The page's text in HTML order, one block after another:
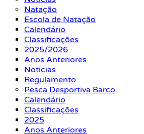
Natação
Escola de Natação
Calendário
Classificações
2025/2026
Anos Anteriores
Notícias
Regulamento
Pesca Desportiva Barco
Calendário
Classificações
2025
Anos Anteriores